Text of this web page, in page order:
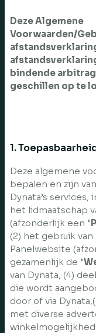
Deze Algemene
Voorwaarden/
bindende
geschillen op te
1.
Deze algemene
bepalen en zijn
Dynata’s
het lidmaatschap
(afzonderlijk een "
(2) het gebruik
Panelwebsite
gezamenlijk de "
van Dynata, (4)
die wordt
door of via
met diverse